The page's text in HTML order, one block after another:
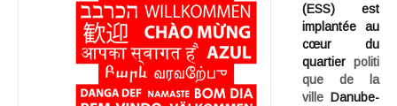
(ESS) est
implantée au
cœur du
quartier politi
que de la
ville Danube-